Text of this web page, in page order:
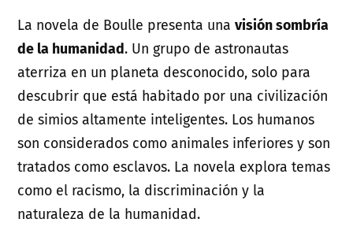
La novela de Boulle presenta unavisión sombría
de la humanidad. Un grupo de astronautas
aterriza en un planeta desconocido, solo para
descubrir que está habitado por una civilización
de simios altamente inteligentes. Los humanos
son considerados como animales inferiores y son
tratados como esclavos. La novela explora temas
como el racismo, la discriminación y la
naturaleza de la humanidad.